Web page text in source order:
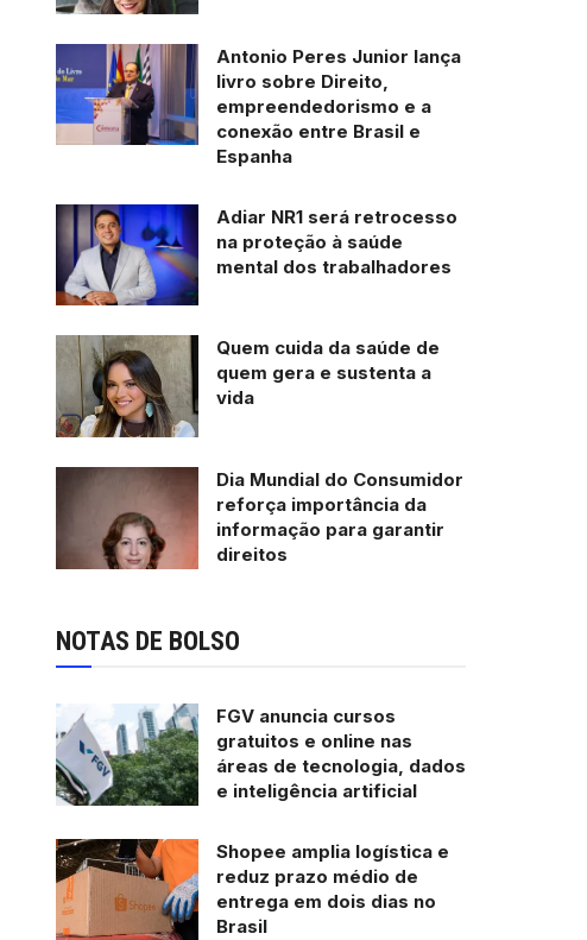
Antonio Peres Junior lança
livro sobre Direito,
empreendedorismo e a
conexão entre Brasil e
Espanha
Adiar NR1 será retrocesso
na proteção à saúde
mental dos trabalhadores
Quem cuida da saúde de
quem gera e sustenta a
vida
Dia Mundial do Consumidor
reforça importância da
informação para garantir
direitos
NOTAS DE BOLSO
FGV anuncia cursos
gratuitos e online nas
áreas de tecnologia, dados
e inteligência artificial
Shopee amplia logística e
reduz prazo médio de
entrega em dois dias no
Brasil